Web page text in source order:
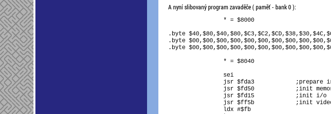
A nyní slibovaný program zavaděče ( paměť - bank 0 ):
                * = $8000
.byte
.byte
.byte
                * = $8040
                sei
jsr $fda3            ;prepare
jsr $fd50            ;init
                jsr $fd15            ;init i/o
jsr $ff5b            ;init
                ldx #$fb